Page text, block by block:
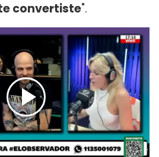
convertiste".